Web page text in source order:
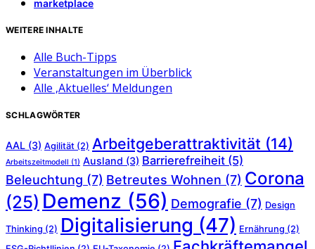
marketplace
WEITERE INHALTE
Alle Buch-Tipps
Veranstaltungen im Überblick
Alle ‚Aktuelles‘ Meldungen
SCHLAGWÖRTER
AAL (3) Agilität (2) Arbeitgeberattraktivität (14)
Arbeitszeitmodell (1) Ausland (3) Barrierefreiheit (5)
Beleuchtung (7) Betreutes Wohnen (7) Corona
(25) Demenz (56) Demografie (7) Design
Thinking (2) Digitalisierung (47) Ernährung (2)